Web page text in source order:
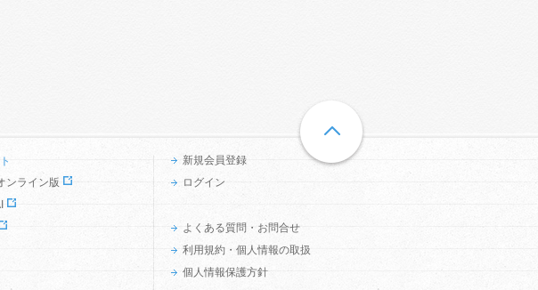
ンライン版
新規会員登録
ログイン
よくある質問・お問合せ
利用規約・個人情報の取扱
個人情報保護方針